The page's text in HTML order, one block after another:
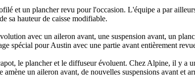
et un plancher revu pour l'occasion. L'équipe a par
sa hauteur de caisse modifiable.
avec un aileron avant, une suspension avant, un
spécial pour Austin avec une partie avant entièrement
le plancher et le diffuseur évoluent. Chez Alpine, il y a
un aileron avant, de nouvelles suspensions avant et